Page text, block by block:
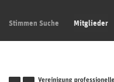
Stimmen Suche Mitglieder